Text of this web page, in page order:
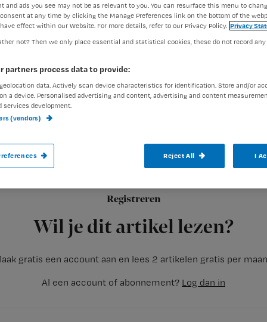
Registreren
Wil je dit artikel lezen?
gratis een account aan en lees 2 artikelen gratis per
Al een account of abonnement? Log dan in
Met de scriptie FamilyArizing heeft
Zorg 2011 gewonnen.
Croes – afgestudeerd aan de TU Einhoven – heeft een
and ads you see may not be as relevant to you. You can resurface this menu to
at any time by clicking the Manage Preferences link on the bottom of the
effect within our Website. For more details, refer to our Privacy Policy. Privacy
not? Then we only place essential and statistical cookies, these do not record
partners process data to provide:
data. Actively scan device characteristics for identification. Store and/or
a device. Personalised advertising and content, advertising and content
services development.
(vendors)
Reject All I